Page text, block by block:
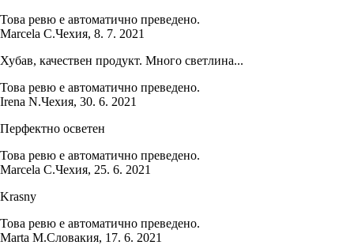
Това ревю е автоматично преведено.
Marcela C.Чехия, 8. 7. 2021
Хубав, качествен продукт. Много светлина...
Това ревю е автоматично преведено.
Irena N.Чехия, 30. 6. 2021
Перфектно осветен
Това ревю е автоматично преведено.
Marcela C.Чехия, 25. 6. 2021
Krasny
Това ревю е автоматично преведено.
Marta M.Словакия, 17. 6. 2021